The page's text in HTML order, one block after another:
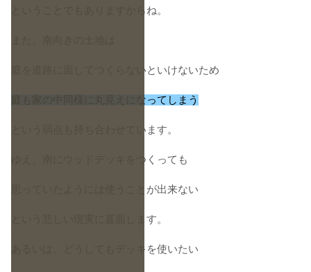
ということでもありますからね。
庭を道路に面してつくらないといけないため
庭も家の中同様に丸見えになってしまう
という弱点も持ち合わせています。
ゆえ、南にウッドデッキをつくっても
思っていたようには使うことが出来ない
という悲しい現実に直面します。
あるいは、どうしてもデッキを使いたい